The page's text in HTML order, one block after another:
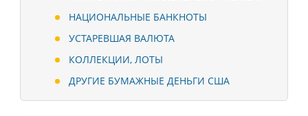
НАЦИОНАЛЬНЫЕ БАНКНОТЫ
УСТАРЕВШАЯ ВАЛЮТА
КОЛЛЕКЦИИ, ЛОТЫ
ДРУГИЕ БУМАЖНЫЕ ДЕНЬГИ США